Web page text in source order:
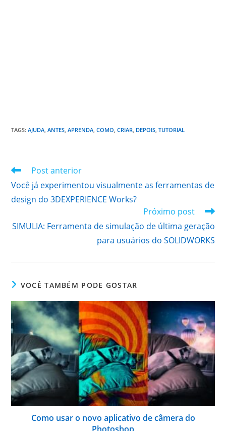
TAGS:AJUDA ANTES APRENDA COMO CRIAR DEPOIS TUTORIAL
Leia
artigos
Post anterior
Você já experimentou visualmente as ferramentas de
design do 3DEXPERIENCE Works?
Próximo post
SIMULIA: Ferramenta de simulação de última geração
para usuários do SOLIDWORKS
VOCÊ TAMBÉM PODE GOSTAR
Como usar o novo aplicativo de câmera do